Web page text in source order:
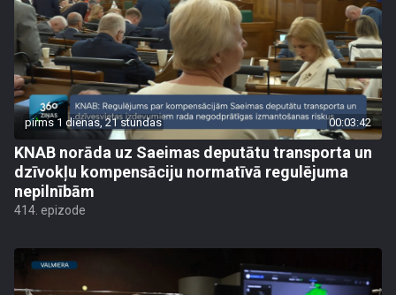
pirms 1 dienas, 21 stundas 00:03:42
KNAB norāda uz Saeimas deputātu transporta un
dzīvokļu kompensāciju normatīvā regulējuma
nepilnībām
414. epizode